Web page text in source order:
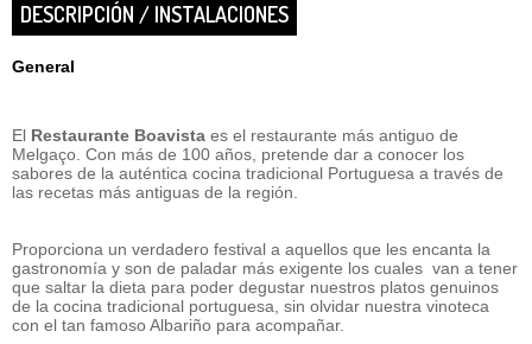
DESCRIPCIÓN / INSTALACIONES
General
El Restaurante Boavista es el restaurante más antiguo de
Melgaço. Con más de 100 años, pretende dar a conocer los
sabores de la auténtica cocina tradicional Portuguesa a través de
las recetas más antiguas de la región.
Proporciona un verdadero festival a aquellos que les encanta la
gastronomía y son de paladar más exigente los cuales van a tener
que saltar la dieta para poder degustar nuestros platos genuinos
de la cocina tradicional portuguesa, sin olvidar nuestra vinoteca
con el tan famoso Albariño para acompañar.